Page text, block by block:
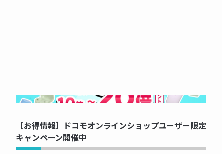
NOW PRINTING...
【お得情報】ドコモオンラインショップユーザー限定
キャンペーン開催中